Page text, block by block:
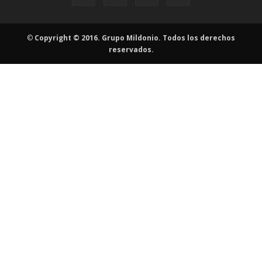
© Copyright © 2016. Grupo Mildonio. Todos los derechos
reservados.